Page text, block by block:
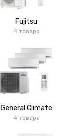
Fujitsu
4 товара
General Climate
4 товара